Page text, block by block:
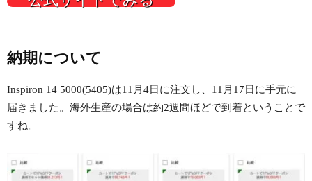
納期について
Inspiron 14 5000(5405)は11月4日に注文し、11月17日に手元に
届きました。海外生産の場合は約2週間ほどで到着ということで
すね。